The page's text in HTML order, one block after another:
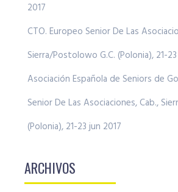
2017
CTO. Europeo Senior De Las
Sierra/Postolowo G.C. (Polonia), 21-
Asociación Española de Seniors de
Senior De Las Asociaciones, Cab.,
(Polonia), 21-23 jun 2017
ARCHIVOS